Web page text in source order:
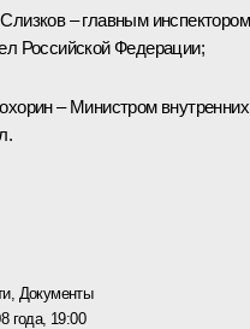
– главным инспектором
Российской Федерации;
– Министром внутренних
, Документы
года, 19:00